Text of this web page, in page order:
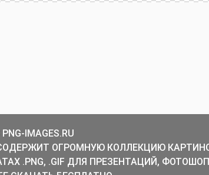
IMAGES.RU
ОГРОМНУЮ КОЛЛЕКЦИЮ
.PNG, .GIF ДЛЯ ПРЕЗЕНТАЦИЙ,